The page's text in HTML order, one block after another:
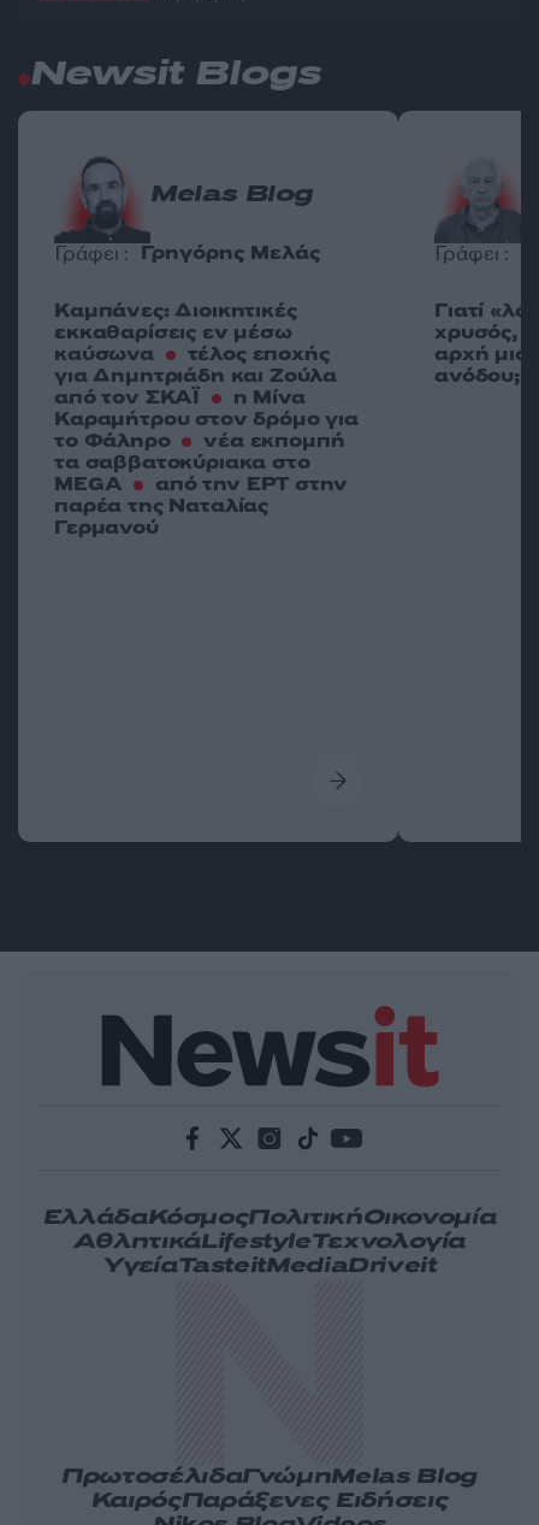
Newsit Blogs
Melas Blog
Γράφει : Γρηγόρης Μελάς
Καμπάνες: Διοικητικές
εκκαθαρίσεις εν μέσω
καύσωνα
τέλος εποχής
για Δημητριάδη και Ζούλα
από τον ΣΚΑΪ
η Μίνα
Καραμήτρου στον δρόμο για
το Φάληρο
νέα εκπομπή
τα σαββατοκύριακα στο
MEGA
από την ΕΡΤ στην
παρέα της Ναταλίας
Γερμανού
Γράφει :
Γιατί
χρυσός,
αρχή
ανόδου;
ΕλλάδαΚόσμοςΠολιτικήΟικονομία
ΑθλητικάLifestyleΤεχνολογία
ΥγείαTasteitMediaDriveit
ΠρωτοσέλιδαΓνώμηMelas Blog
ΚαιρόςΠαράξενες Ειδήσεις